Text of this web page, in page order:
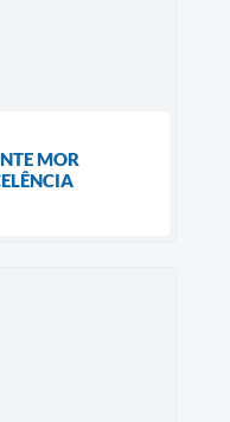
MOR